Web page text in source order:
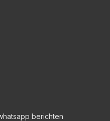
berichten